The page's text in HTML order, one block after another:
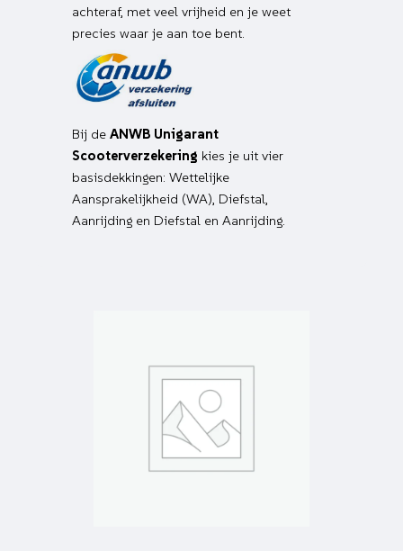
achteraf, met veel vrijheid en je weet
precies waar je aan toe bent.
Bij de ANWB Unigarant
Scooterverzekering kies je uit vier
basisdekkingen: Wettelijke
Aansprakelijkheid (WA), Diefstal,
Aanrijding en Diefstal en Aanrijding.